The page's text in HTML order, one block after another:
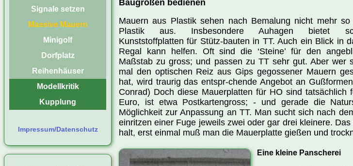
Signale setzen
Massive Mauern
Minigolf
Dorfplatz
Reihenhäuser
Modellkritik
Kupplung
Impressum/Datenschutz
Baugrößen bedienen
Mauern aus Plastik sehen nach Bemalung nicht mehr so
Plastik aus. Insbesondere Auhagen bietet
Kunststoffplatten für Stütz-bauten in TT. Auch ein Blick in
Regal kann helfen. Oft sind die ‘Steine’ für den
Maßstab zu gross; und passen zu TT sehr gut. Aber wer
mal den optischen Reiz aus Gips gegossener Mauern
hat, wird traurig das entspr-chende Angebot an
Conrad) Doch diese Mauerplatten für HO sind
Euro, ist etwa Postkartengross; - und gerade die
Möglichkeit zur Anpassung an TT. Man sucht sich nach
einritzen einer Fuge jeweils zwei oder gar drei kleinere.
halt, erst einmal muß man die Mauerplatte gießen und
Eine kleine Panscherei